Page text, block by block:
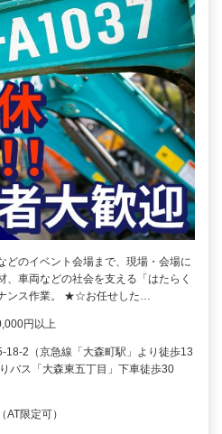
どのイベント会場まで、現場・会場に
、車両などの社会を支える「はたらく
ンス作業。 ★☆お任せした…
円以上
18-2（京急線「大森町駅」より徒歩13
バス「大森東五丁目」下車徒歩30
限定可）